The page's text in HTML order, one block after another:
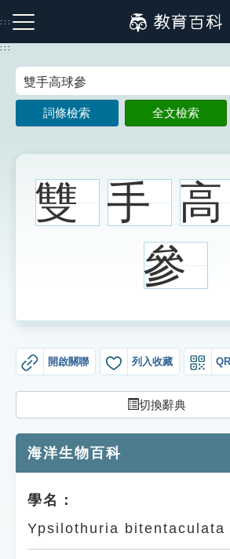
到
主
:::
注音索引圖示 筆畫索引圖示
成語故事
索引選單
知識索引
生命大百科索引
遊戲專區
教學應用
:::
詞條檢索 全文檢索
雙 手 高
參
開啟關聯 列入收藏
切換辭典
海洋生物百科
學名：
Ypsilothuria bitentaculata